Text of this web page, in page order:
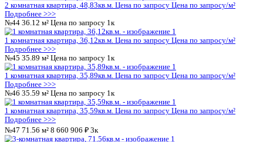
2 комнатная квартира, 48,83кв.м.
Подробнее >>>
№12 36.12 м² Цена по запросу 1к
1 комнатная квартира, 36,12кв.м.
Подробнее >>>
№13 35.89 м² Цена по запросу 1к
1 комнатная квартира, 35,89кв.м. Цена по запросу
Подробнее >>>
№14 35.59 м² Цена по запросу